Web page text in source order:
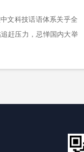
文科技话语体系关乎全
赶压力，忌惮国内大举